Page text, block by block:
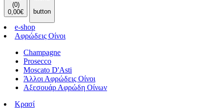
(0)
0,00€
button
e-shop
Αφρώδεις Οίνοι
Champagne
Prosecco
Moscato D'Asti
Άλλοι Αφρώδεις Οίνοι
Αξεσουάρ Αφρώδη Οίνων
Κρασί